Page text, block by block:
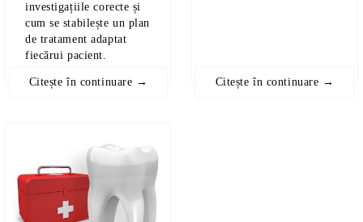
investigațiile corecte și
cum se stabilește un plan
de tratament adaptat
fiecărui pacient.
Citește în continuare → Citește în continuare →